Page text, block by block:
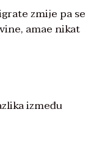
zmije pa se
amae nikat
između